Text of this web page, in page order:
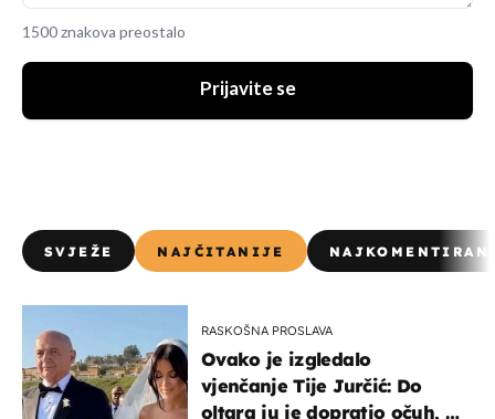
1500 znakova preostalo
Prijavite se
SVJEŽE NAJČITANIJE
RASKOŠNA PROSLAVA
Ovako je izgledalo
vjenčanje Tije Jurčić: Do
oltara ju je dopratio očuh, a